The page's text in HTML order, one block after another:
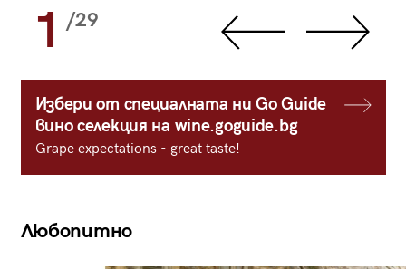
1 /29
Избери от специалната ни Go Guide
вино селекция на wine.goguide.bg
Grape expectations - great taste!
Любопитно